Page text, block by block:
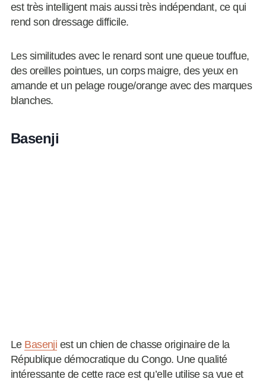
est très intelligent mais aussi très indépendant, ce qui
rend son dressage difficile.
Les similitudes avec le renard sont une queue touffue,
des oreilles pointues, un corps maigre, des yeux en
amande et un pelage rouge/orange avec des marques
blanches.
Basenji
Le Basenji est un chien de chasse originaire de la
République démocratique du Congo. Une qualité
intéressante de cette race est qu’elle utilise sa vue et